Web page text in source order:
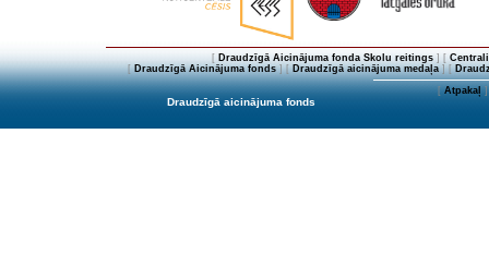
[ Draudzīgā Aicinājuma fonda Skolu reitings] [
[Draudzīgā Aicinājuma fonds] [Draudzīgā aicinājuma medaļa] [
[Atpakaļ]
Draudzīgā aicinājuma fonds